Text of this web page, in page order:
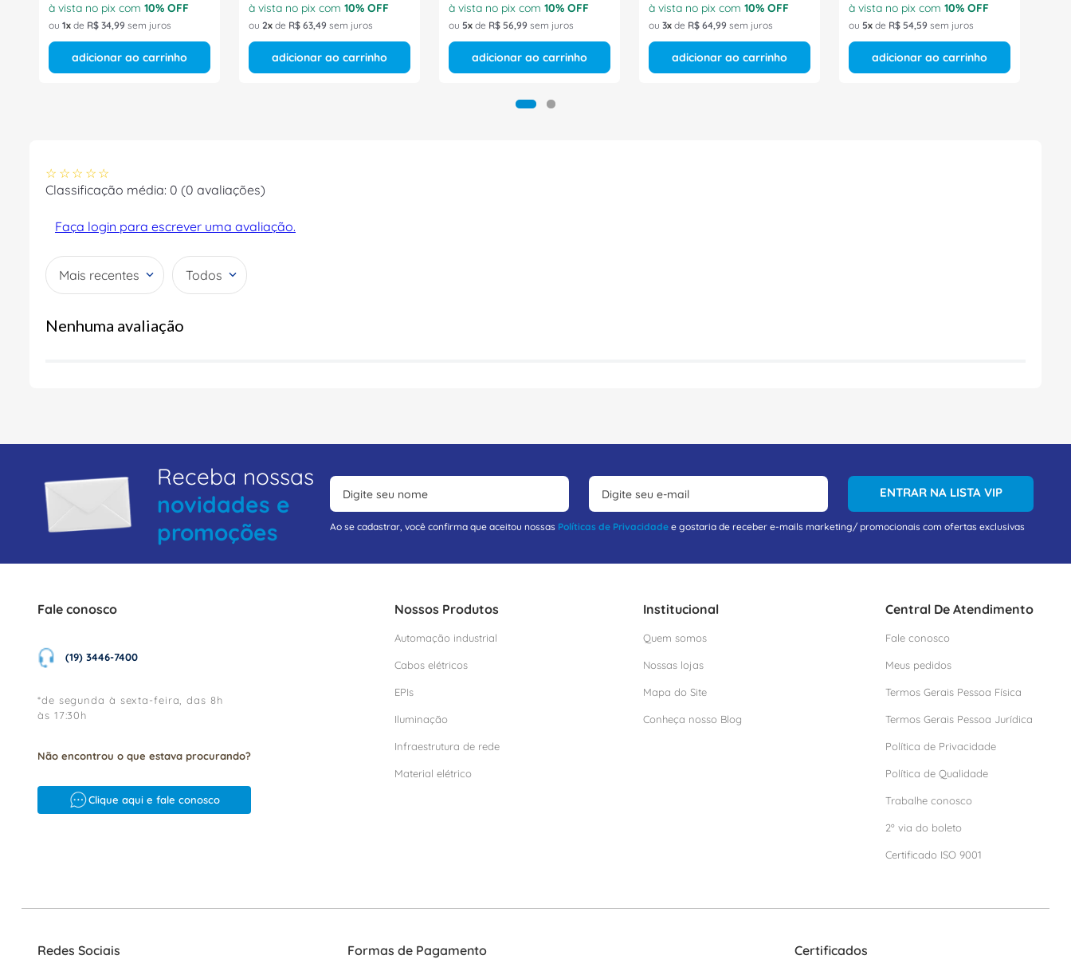
à vista no pix com 10% OFF
ou 1 de R$ 34,99 sem juros
adicionar ao carrinho
à vista no pix com 10% OFF
ou 2 de R$ 63,49 sem juros
adicionar ao carrinho
à vista no pix com 10% OFF
ou 5 de R$ 56,99 sem juros
adicionar ao carrinho
à vista no pix com 10% OFF
ou 3 de R$ 64,99 sem juros
adicionar ao carrinho
à vista no pix com 10% OFF
ou 5 de R$ 54,59 sem juros
adicionar ao carrinho
☆ ☆ ☆ ☆ ☆
Classificação média: 0 (0 avaliações)
Faça login para escrever uma avaliação.
Mais recentes Todos
Nenhuma avaliação
Receba nossas
novidades e
promoções
ENTRAR NA LISTA VIP
Ao se cadastrar, você confirma que aceitou nossas Políticas de Privacidade e gostaria de receber e-mails marketing/ promocionais com ofertas exclusivas
Fale conosco
(19) 3446-7400
*de segunda à sexta-feira, das 8h
às 17:30h
Não encontrou o que estava procurando?
Clique aqui e fale conosco
Nossos Produtos
Automação industrial
Cabos elétricos
EPIs
Iluminação
Infraestrutura de rede
Material elétrico
Institucional
Quem somos
Nossas lojas
Mapa do Site
Conheça nosso Blog
Central De Atendimento
Fale conosco
Meus pedidos
Termos Gerais Pessoa Física
Termos Gerais Pessoa Jurídica
Política de Privacidade
Política de Qualidade
Trabalhe conosco
2º via do boleto
Certificado ISO 9001
Redes Sociais Formas de Pagamento Certificados